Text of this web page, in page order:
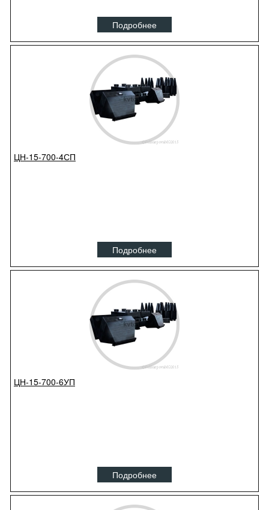
Подробнее
ЦН-15-700-4СП
Подробнее
ЦН-15-700-6УП
Подробнее